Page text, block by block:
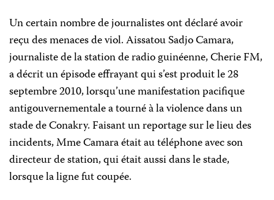
Un certain nombre de journalistes ont déclaré avoir
reçu des menaces de viol. Aissatou Sadjo Camara,
journaliste de la station de radio guinéenne, Cherie FM,
a décrit un épisode effrayant qui s’est produit le 28
septembre 2010, lorsqu’une manifestation pacifique
antigouvernementale a tourné à la violence dans un
stade de Conakry. Faisant un reportage sur le lieu des
incidents, Mme Camara était au téléphone avec son
directeur de station, qui était aussi dans le stade,
lorsque la ligne fut coupée.